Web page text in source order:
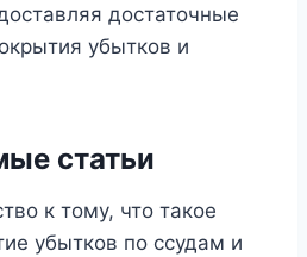
достаточные
убытков и
статьи
к тому, что такое
убытков по ссудам и